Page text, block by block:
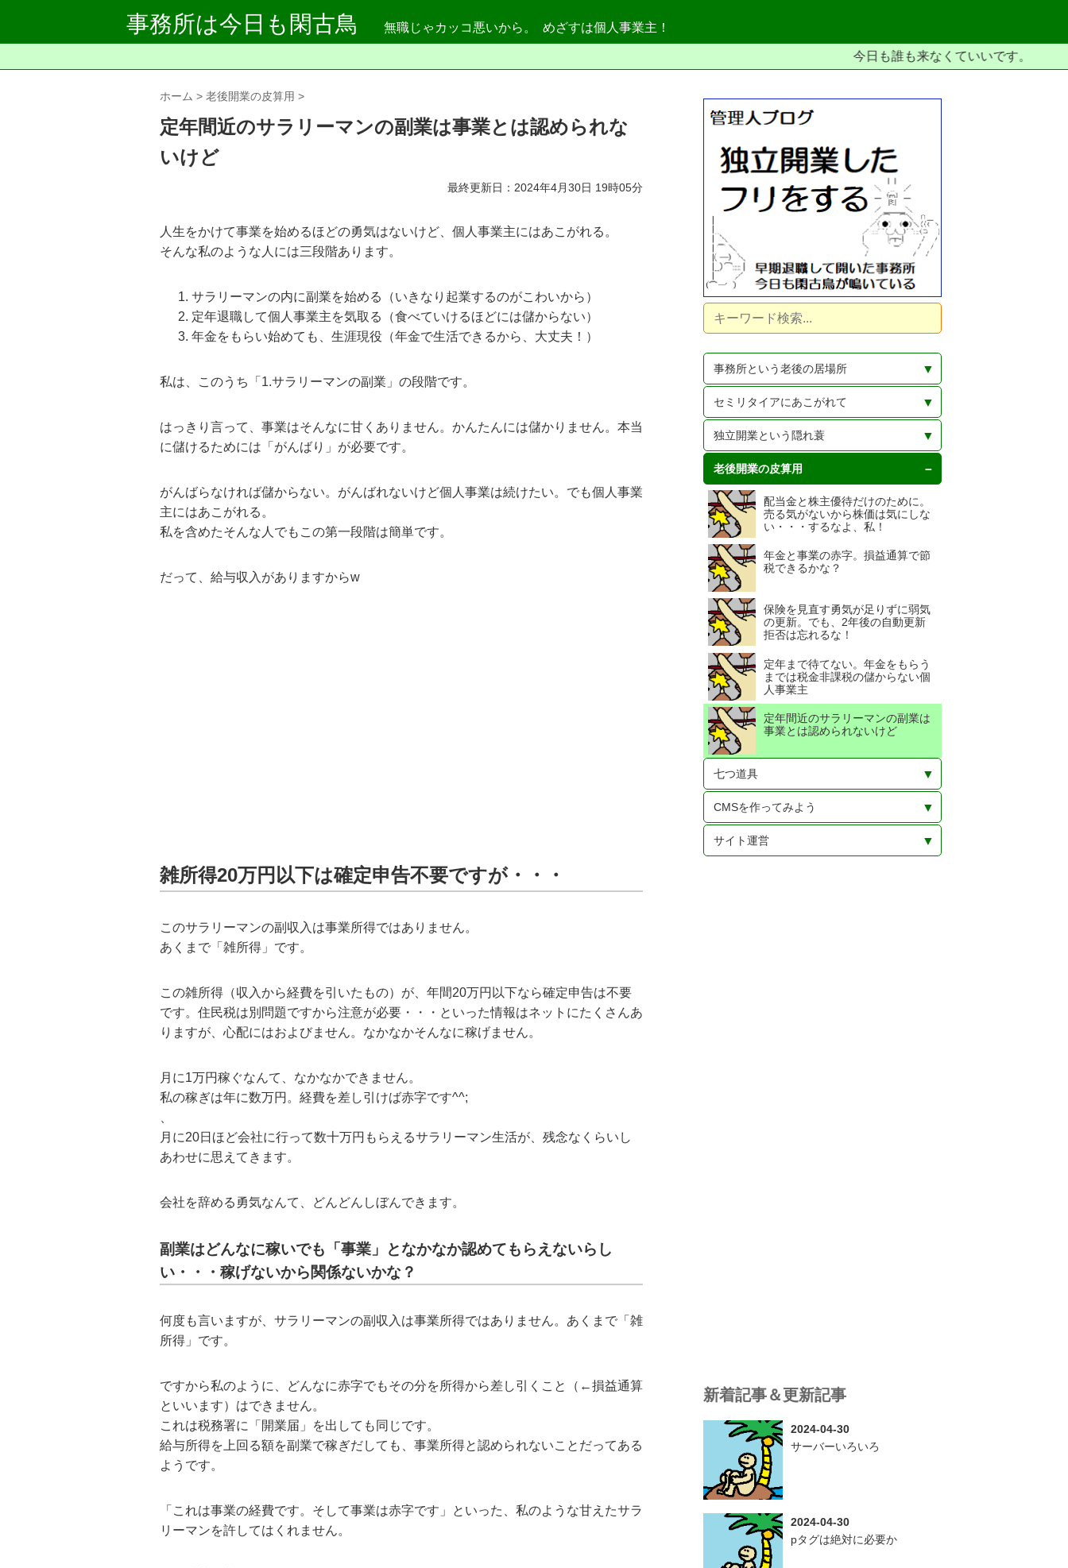
事務所は今日も閑古鳥 無職じゃカッコ悪いから。 めざすは個人事業主！
今日も誰も来なくていいです。
ホーム 老後開業の皮算用
定年間近のサラリーマンの副業は事業とは認められな
いけど
最終更新日：2024年4月30日 19時05分
人生をかけて事業を始めるほどの勇気はないけど、個人事業主にはあこがれる。
そんな私のような人には三段階あります。
サラリーマンの内に副業を始める（いきなり起業するのがこわいから）
定年退職して個人事業主を気取る（食べていけるほどには儲からない）
年金をもらい始めても、生涯現役（年金で生活できるから、大丈夫！）
私は、このうち「1.サラリーマンの副業」の段階です。
はっきり言って、事業はそんなに甘くありません。かんたんには儲かりません。本当
に儲けるためには「がんばり」が必要です。
がんばらなければ儲からない。がんばれないけど個人事業は続けたい。でも個人事業
主にはあこがれる。
私を含めたそんな人でもこの第一段階は簡単です。
だって、給与収入がありますからw
雑所得20万円以下は確定申告不要ですが・・・
このサラリーマンの副収入は事業所得ではありません。
あくまで「雑所得」です。
この雑所得（収入から経費を引いたもの）が、年間20万円以下なら確定申告は不要
です。住民税は別問題ですから注意が必要・・・といった情報はネットにたくさんあ
りますが、心配にはおよびません。なかなかそんなに稼げません。
月に1万円稼ぐなんて、なかなかできません。
私の稼ぎは年に数万円。経費を差し引けば赤字です^^;
月に20日ほど会社に行って数十万円もらえるサラリーマン生活が、残念なくらいし
あわせに思えてきます。
会社を辞める勇気なんて、どんどんしぼんできます。
副業はどんなに稼いでも「事業」となかなか認めてもらえないらし
い・・・稼げないから関係ないかな？
何度も言いますが、サラリーマンの副収入は事業所得ではありません。あくまで「雑
所得」です。
ですから私のように、どんなに赤字でもその分を所得から差し引くこと（←損益通算
といいます）はできません。
これは税務署に「開業届」を出しても同じです。
給与所得を上回る額を副業で稼ぎだしても、事業所得と認められないことだってある
ようです。
「これは事業の経費です。そして事業は赤字です」といった、私のような甘えたサラ
リーマンを許してはくれません。
事務所という老後の居場所
独立開業しての士業事務所とい
う、老後の居場所に絶好の隠れ家
閑古鳥ってどんな鳥？ なぜ鳴く
の？
毎日タダの居場所も模索する。事
務所家賃が払えなくなる日に備え
て
セミリタイアにあこがれて
老後を支える3本の矢？ 社労士資
格と少ない広告収入としょぼい投
資
老後も肩書はあった方がいい。い
らなきゃいつでも捨てられる
完全リタイアじゃないから少しは
稼ぐ。いくら稼げば幸せになれる
のか
セミリタイアとは半分隠居で半分
現役。独立開業で自由に生きたい
30年も働いたからもういいか。残
りの30年をのんびり生きるために
あと1年ちょっと。令和2年の10月
で退職してみようと決めてみた
早期退職して個人事業主のフリを
するために、しなきゃいけないこ
と
独立開業という隠れ蓑
本業を生かして副業で稼ぐとい
う、うまい話にあこがれて
毎日行くところがないと困るか
ら・・・事務所が欲しい
完全リタイアでは世間体が悪いか
ら。セミリタイアしても、まわり
老後開業の皮算用
配当金と株主優待だけのために。
売る気がないから株価は気にしな
い・・・するなよ、私！
年金と事業の赤字。損益通算で節
税できるかな？
保険を見直す勇気が足りずに弱気
の更新。でも、2年後の自動更新
拒否は忘れるな！
定年まで待てない。年金をもらう
までは税金非課税の儲からない個
人事業主
定年間近のサラリーマンの副業は
事業とは認められないけど
七つ道具
作務衣を着続け20年。この3つの商
品だけでいい
工具と素材（人から見たらゴ
ミ）。断捨離なんてしないよ！
「ないなら作る」と息巻いていた
けど、結局挫折したモノたち
CMSを作ってみよう
HTMLy
画像のメインサイズは？
AnchorCMS 超シンプル超軽量
CMS
flatpressというCMSでコメントが
できる
CMSimple_XH-1.7.2
Bludit（フラットファイルCMS）
CMS（コンテンツ管理システム）
を一から作り始めた記録
サイト運営
新着記事＆更新記事
2024-04-30
サーバーいろいろ
2024-04-30
pタグは絶対に必要か